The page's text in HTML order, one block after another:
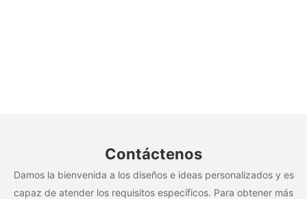
Contáctenos
Damos la bienvenida a los diseños e ideas personalizados y es
capaz de atender los requisitos específicos. Para obtener más